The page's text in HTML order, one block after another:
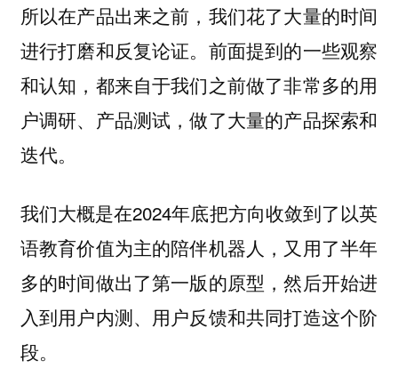
所以在产品出来之前，我们花了大量的时间
进行打磨和反复论证。前面提到的一些观察
和认知，都来自于我们之前做了非常多的用
户调研、产品测试，做了大量的产品探索和
迭代。
我们大概是在2024年底把方向收敛到了以英
语教育价值为主的陪伴机器人，又用了半年
多的时间做出了第一版的原型，然后开始进
入到用户内测、用户反馈和共同打造这个阶
段。